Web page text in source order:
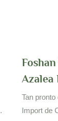
Azalea
China
Vivo
Tan
Import de